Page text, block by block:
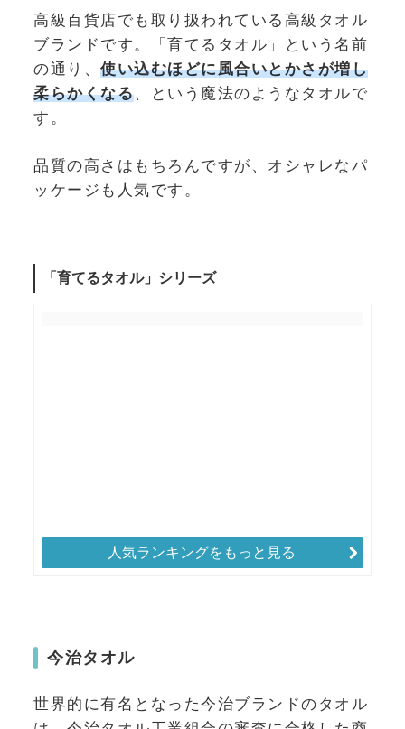
高級百貨店でも取り扱われている高級タオル
ブランドです。「育てるタオル」という名前
の通り、 使い込むほどに風合いとかさが増し
柔らかくなる、という魔法のようなタオルで
す。
品質の高さはもちろんですが、オシャレなパ
ッケージも人気です。
人気ランキングをもっと見る
今治タオル
世界的に有名となった今治ブランドのタオル